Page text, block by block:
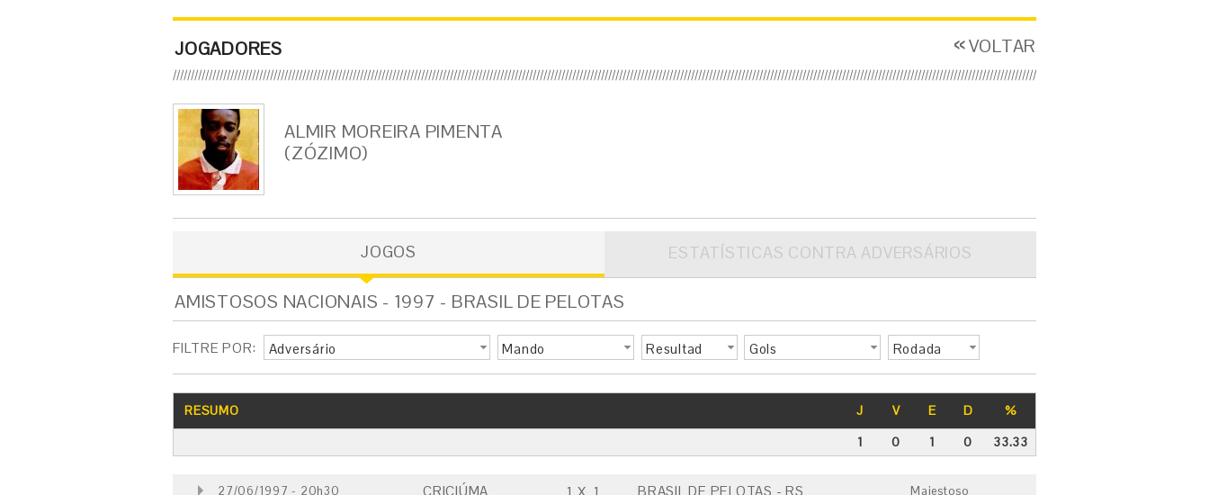
JOGADORES VOLTAR
ALMIR MOREIRA PIMENTA
(ZÓZIMO)
JOGOS ESTATÍSTICAS CONTRA ADVERSÁRIOS
AMISTOSOS NACIONAIS - 1997 - BRASIL DE PELOTAS
FILTRE POR: Adversário Mando
Resultad
Gols Rodada
RESUMO J V E D
%
1
0 1 0 33.33
27/06/1997 - 20h30 CRICIÚMA BRASIL DE PELOTAS - RS Majestoso